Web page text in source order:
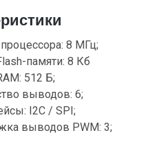
8 МГц;
памяти: 8 Кб
512 Б;
выводов: 6;
I2C / SPI;
выводов PWM: 3;